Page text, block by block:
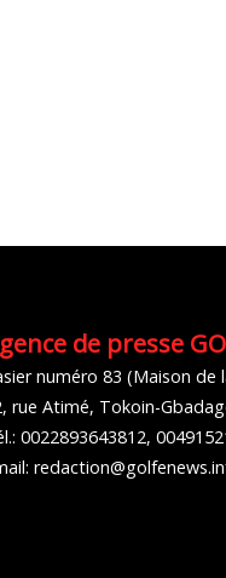
de presse
numéro 83 (Maison de
rue Atimé, Tokoin-
0022893643812,